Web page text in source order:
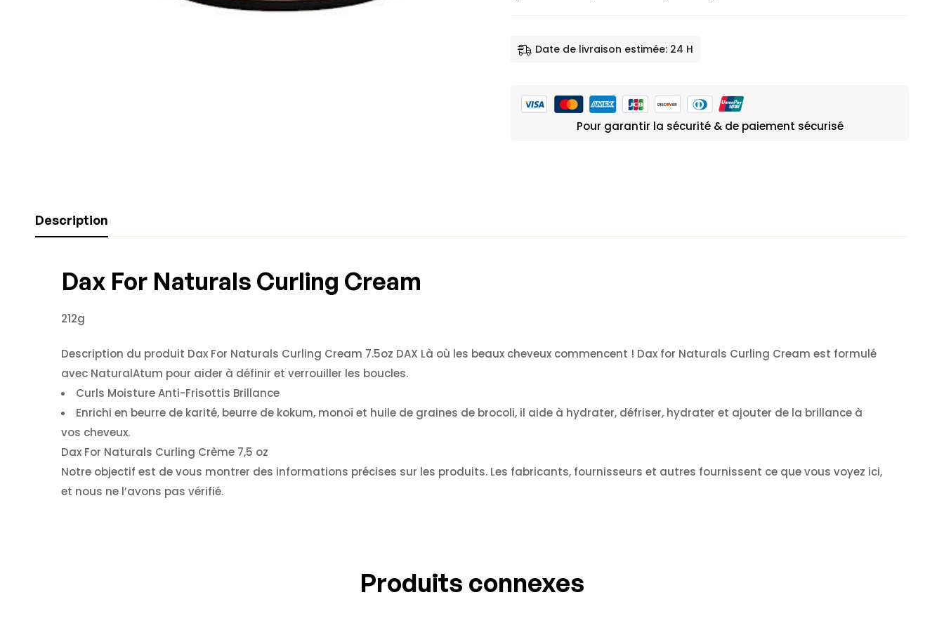
Date de livraison estimée: 24 H
Pour garantir la sécurité & de paiement sécurisé
Description
Dax For Naturals Curling Cream
212g
Description du produit Dax For Naturals Curling Cream 7.5oz DAX Là où les beaux cheveux commencent ! Dax for Naturals Curling Cream est formulé
avec NaturalAtum pour aider à définir et verrouiller les boucles.
Curls Moisture Anti-Frisottis Brillance
Enrichi en beurre de karité, beurre de kokum, monoï et huile de graines de brocoli, il aide à hydrater, défriser, hydrater et ajouter de la brillance à
vos cheveux.
Dax For Naturals Curling Crème 7,5 oz
Notre objectif est de vous montrer des informations précises sur les produits. Les fabricants, fournisseurs et autres fournissent ce que vous voyez ici,
et nous ne l’avons pas vérifié.
Produits connexes